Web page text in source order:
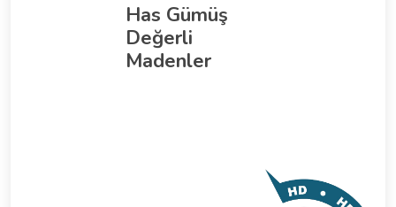
Has Gümüş
Değerli
Madenler